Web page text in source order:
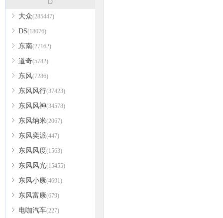
大众(285447)
DS(18076)
东南(27162)
道奇(5782)
东风(7286)
东风风行(37423)
东风风神(34578)
东风纳米(2067)
东风奕派(447)
东风风度(1563)
东风风光(15455)
东风小康(4691)
东风富康(679)
电咖汽车(227)